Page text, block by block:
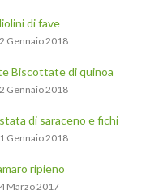
di fave
Gennaio 2018
Biscottate di quinoa
Gennaio 2018
di saraceno e fichi
Gennaio 2018
ripieno
Marzo 2017